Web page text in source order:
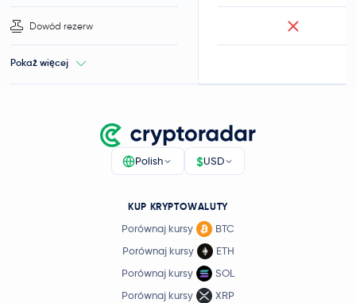
Dowód rezerw
Pokaż więcej
Polish $USD
KUP KRYPTOWALUTY
Porównaj kursy
BTC
Porównaj kursy
ETH
Porównaj kursy
SOL
Porównaj kursy
XRP